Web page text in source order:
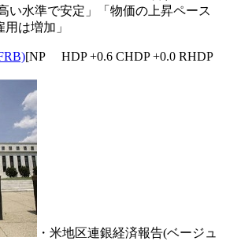
い水準で安定」「物価の上昇ペース
は増加」
[NP HDP +0.6 CHDP +0.0 RHDP
・米地区連銀経済報告(ベージュ